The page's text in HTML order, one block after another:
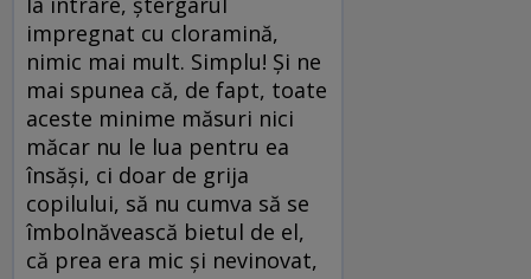
impregnat cu cloramină,
nimic mai mult. Simplu! Și ne
mai spunea că, de fapt, toate
aceste minime măsuri nici
măcar nu le lua pentru ea
însăși, ci doar de grija
copilului, să nu cumva să se
îmbolnăvească bietul de el,
că prea era mic și nevinovat,